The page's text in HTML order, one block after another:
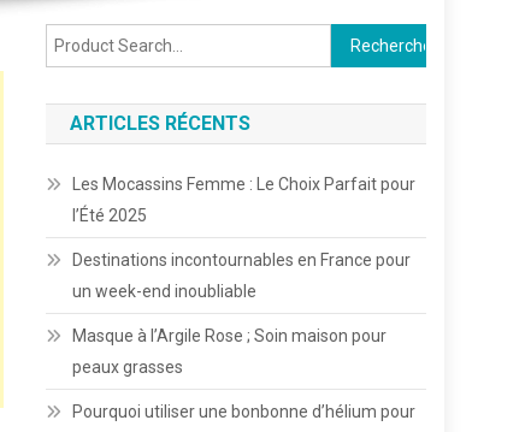
Rechercher :
ARTICLES RÉCENTS
Les Mocassins Femme : Le Choix Parfait pour
l’Été 2025
Destinations incontournables en France pour
un week-end inoubliable
Masque à l’Argile Rose ; Soin maison pour
peaux grasses
Pourquoi utiliser une bonbonne d’hélium pour